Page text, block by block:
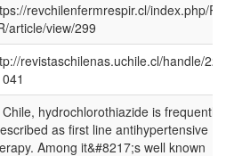
revchilenfermrespir.cl/index.php/
article/view/299
revistaschilenas.uchile.cl/handle/
hydrochlorothiazide is frequently
as first line antihypertensive
Among it&#8217;s well known